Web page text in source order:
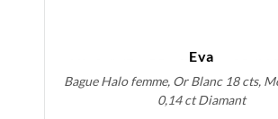
Eva
Bague Halo femme, Or Blanc 18 cts,
0,14 ct Diamant